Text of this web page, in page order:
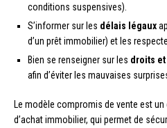
conditions suspensives).
S’informer sur les délais légaux
d’un prêt immobilier) et les
Bien se renseigner sur les droits
afin d’éviter les mauvaises
Le modèle compromis de vente est
d’achat immobilier, qui permet de